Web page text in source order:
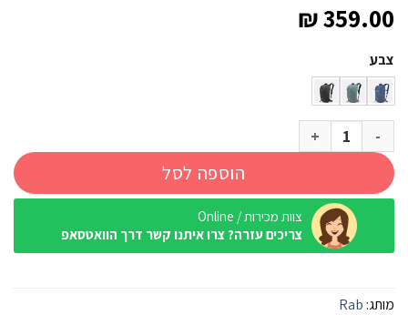
₪359.00
צבע
כמות של תרמיל Rab Tygen 18
הוספה לסל
צוות מכירות / Online
צריכים עזרה? צרו איתנו קשר דרך הוואטסאפ
מותג: Rab